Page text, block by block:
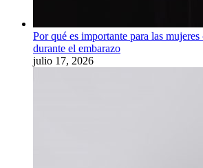
Por qué es importante para las
durante el embarazo
julio 17, 2026